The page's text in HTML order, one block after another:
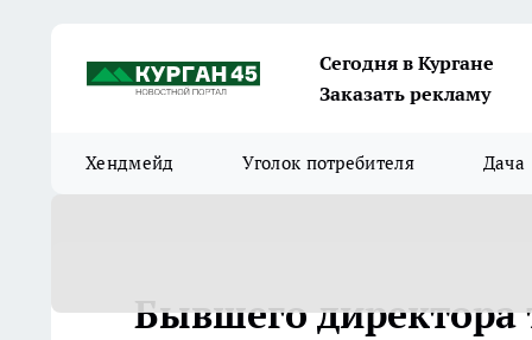
Сегодня в Кургане
Заказать рекламу
Хендмейд Уголок потребителя Дача
Бывшего директора